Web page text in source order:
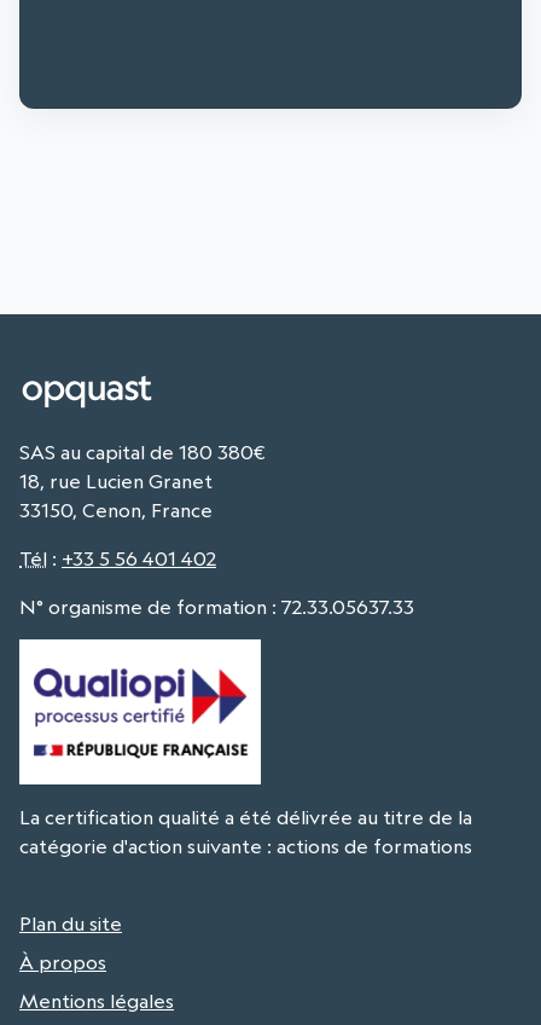
SAS au capital de 180 380€
18, rue Lucien Granet
33150, Cenon, France
Tél : +33 5 56 401 402
N° organisme de formation : 72.33.05637.33
La certification qualité a été délivrée au titre de la
catégorie d'action suivante : actions de formations
Plan du site
À propos
Mentions légales